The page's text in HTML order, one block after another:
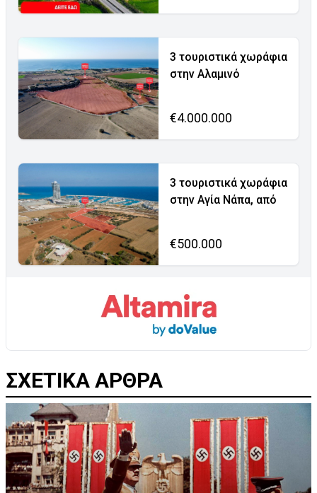
3 τουριστικά χωράφια
στην Αλαμινό
€4.000.000
3 τουριστικά χωράφια
στην Αγία Νάπα, από
€500.000
ΣΧΕΤΙΚΑ ΑΡΘΡΑ